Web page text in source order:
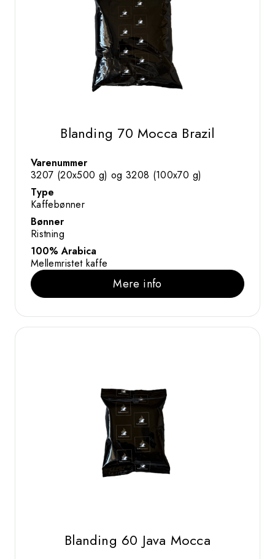
Blanding 70 Mocca Brazil
Varenummer
3207 (20x500 g) og 3208 (100x70 g)
Type
Kaffebønner
Bønner
Ristning
100% Arabica
Mellemristet kaffe
Mere info
Blanding 60 Java Mocca